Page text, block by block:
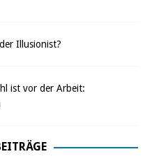
Illusionist?
ist vor der Arbeit: